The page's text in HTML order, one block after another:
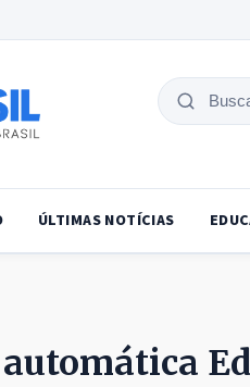
Buscar
ÚLTIMAS NOTÍCIAS